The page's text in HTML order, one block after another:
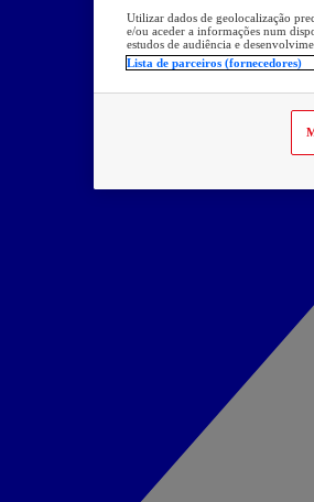
Utilizar dados de geolocalização
e/ou aceder a informações num
estudos de audiência e
Lista de parceiros (fornecedores)